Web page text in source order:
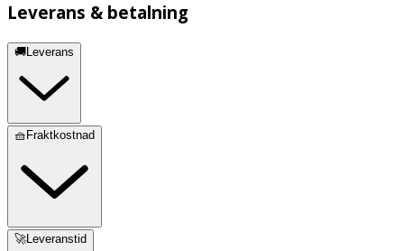
Leverans & betalning
🚚Leverans
🧺Fraktkostnad
🚀Leveranstid